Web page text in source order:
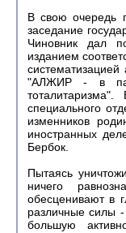
В свою очередь
заседание
Чиновник дал
изданием
"АЛЖИР - в
специального
изменников
иностранных
Бербок.
Пытаясь
ничего
обесценивают в
различные силы
большую